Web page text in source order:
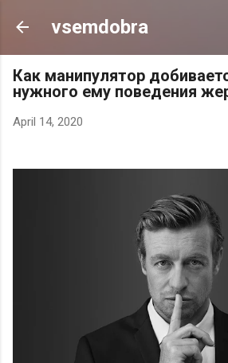
Skip to main content
vsemdobra
Как манипулятор
нужного ему поведения
April 14, 2020